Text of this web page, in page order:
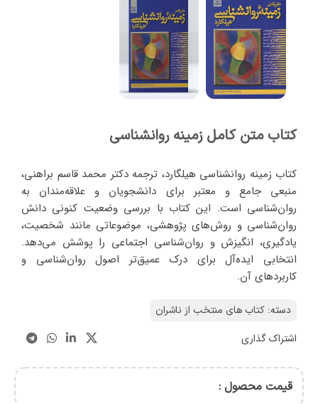
کتاب متن کامل زمینه روانشناسی
کتاب زمینه روانشناسی هیلگارد، ترجمه دکتر محمد قاسم براهنی،
منبعی جامع و معتبر برای دانشجویان و علاقه‌مندان به
روان‌شناسی است. این کتاب با بررسی وضعیت کنونی دانش
روان‌شناسی و روش‌های پژوهشی، موضوعاتی مانند شخصیت،
یادگیری، انگیزش و روان‌شناسی اجتماعی را پوشش می‌دهد.
انتخابی ایده‌آل برای درک عمیق‌تر اصول روان‌شناسی و
کاربردهای آن.
دسته: کتاب های منتخب از ناشران
اشتراک گذاری
قیمت محصول :